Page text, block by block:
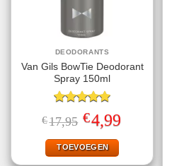
DEODORANTS
Van Gils BowTie Deodorant
Spray 150ml
Gewaardeerd
5.00uit 5
€17,95 Oorspronkelijke
prijs
was:
€17,95.
€4,99Huidige
prijs
TOEVOEGEN